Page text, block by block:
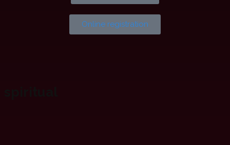
Online registration